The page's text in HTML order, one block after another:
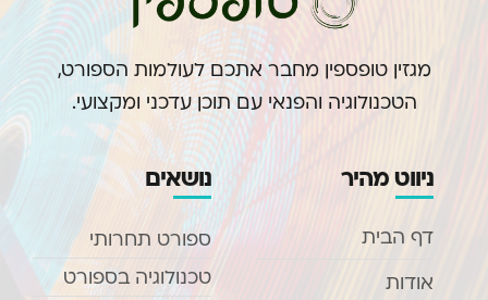
מגזין טופספין מחבר אתכם לעולמות הספורט,
הטכנולוגיה והפנאי עם תוכן עדכני ומקצועי.
ניווט מהיר
דף הבית
אודות
נושאים
ספורט תחרותי
טכנולוגיה בספורט